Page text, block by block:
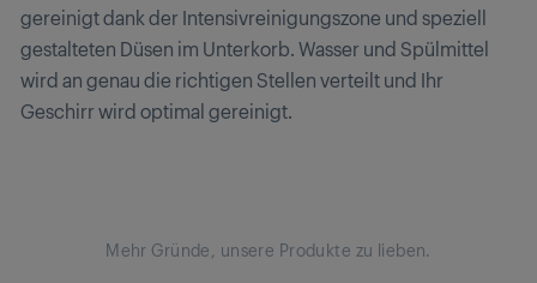
gereinigt dank der Intensivreinigungszone und speziell
gestalteten Düsen im Unterkorb. Wasser und Spülmittel
wird an genau die richtigen Stellen verteilt und Ihr
Geschirr wird optimal gereinigt.
Mehr Gründe, unsere Produkte zu lieben.